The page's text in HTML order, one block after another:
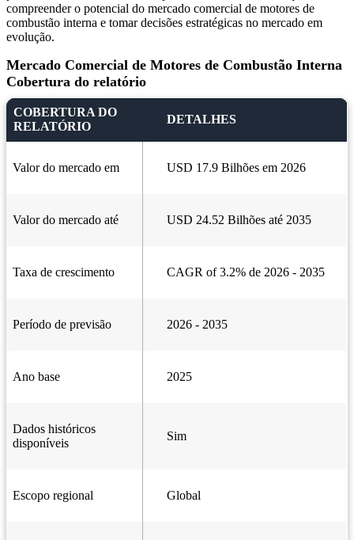
compreender o potencial do mercado comercial de motores de
combustão interna e tomar decisões estratégicas no mercado em
evolução.
Mercado Comercial de Motores de Combustão Interna
Cobertura do relatório
COBERTURA DO
RELATÓRIO
DETALHES
Valor do mercado em USD 17.9 Bilhões em 2026
Valor do mercado até USD 24.52 Bilhões até 2035
Taxa de crescimento CAGR of 3.2% de 2026 - 2035
Período de previsão 2026 - 2035
Ano base 2025
Dados históricos
disponíveis
Sim
Escopo regional Global